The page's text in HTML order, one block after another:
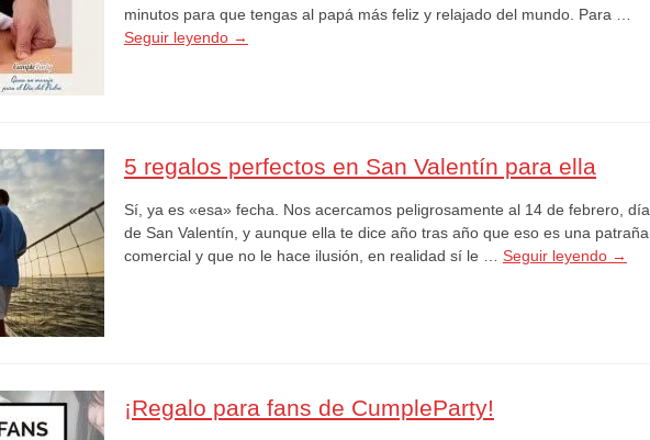
minutos para que tengas al papá más feliz y relajado del mundo. Para …
Seguir leyendo →
5 regalos perfectos en San Valentín para ella
Sí, ya es «esa» fecha. Nos acercamos peligrosamente al 14 de febrero, día
de San Valentín, y aunque ella te dice año tras año que eso es una patraña
comercial y que no le hace ilusión, en realidad sí le … Seguir leyendo →
¡Regalo para fans de CumpleParty!